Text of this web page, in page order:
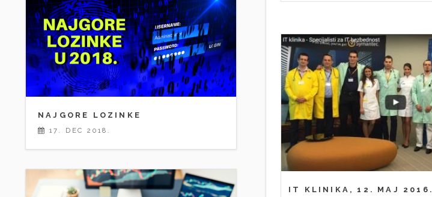
IT KLINIKA, 12. MAJ 2016.
NAJGORE LOZINKE
17. DEC 2018.